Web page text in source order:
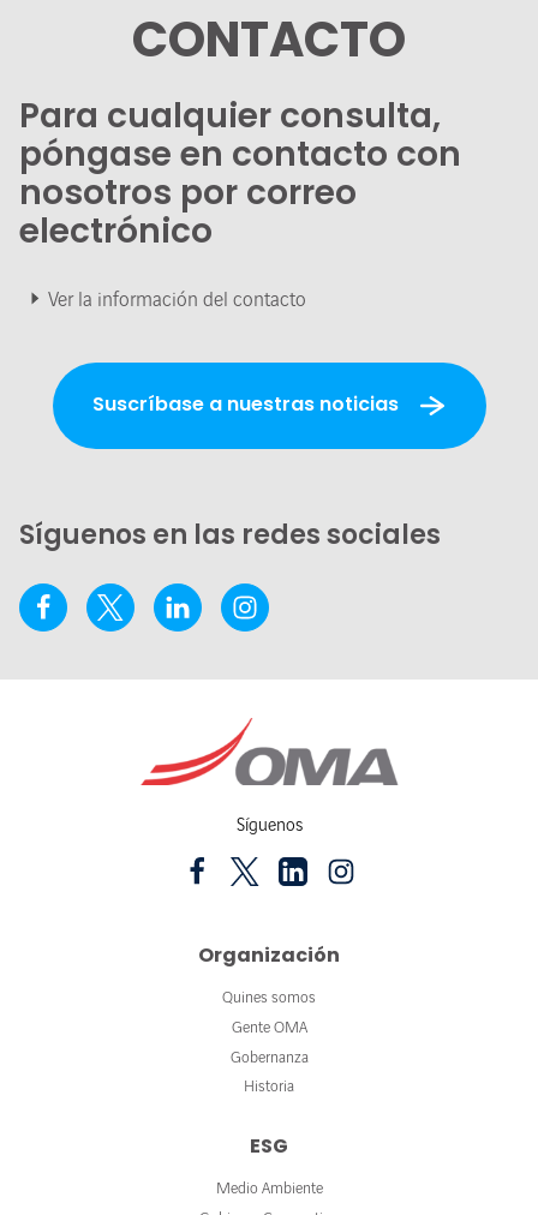
CONTACTO
Para cualquier consulta,
póngase en contacto con
nosotros por correo
electrónico
Ver la información del contacto
Suscríbase a nuestras noticias
Síguenos en las redes sociales
Síguenos
Organización
Quines somos
Gente OMA
Gobernanza
Historia
ESG
Medio Ambiente